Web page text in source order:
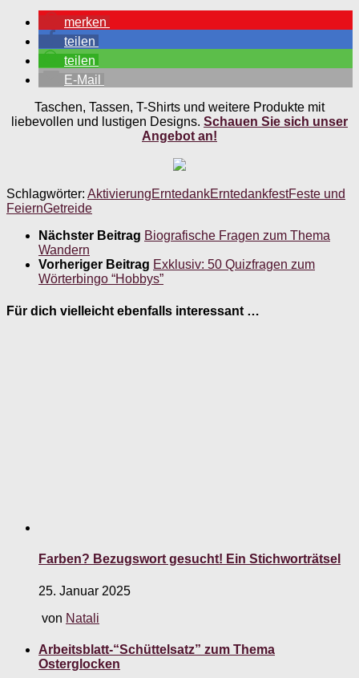
merken
teilen
teilen
E-Mail
Taschen, Tassen, T-Shirts und weitere Produkte mit
liebevollen und lustigen Designs. Schauen Sie sich unser
Angebot an!
Schlagwörter: AktivierungErntedankErntedankfestFeste und
FeiernGetreide
Nächster Beitrag Biografische Fragen zum Thema
Wandern
Vorheriger Beitrag Exklusiv: 50 Quizfragen zum
Wörterbingo “Hobbys”
Für dich vielleicht ebenfalls interessant …
Farben? Bezugswort gesucht! Ein Stichworträtsel
25. Januar 2025
von Natali
Arbeitsblatt-“Schüttelsatz” zum Thema
Osterglocken